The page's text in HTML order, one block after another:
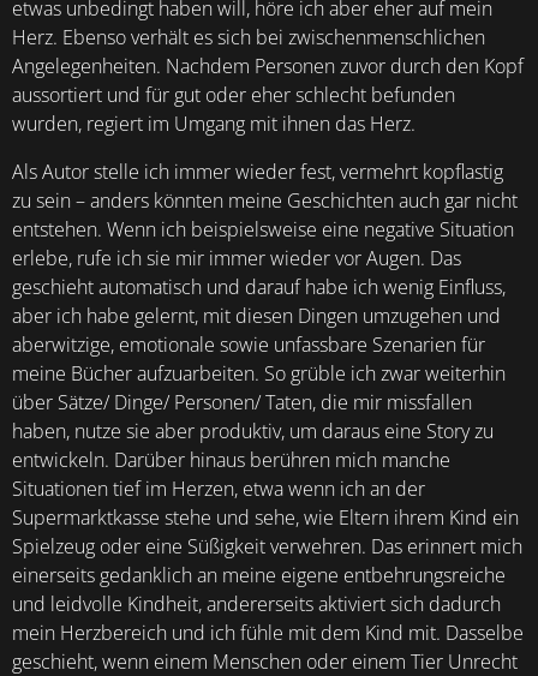
etwas unbedingt haben will, höre ich aber eher auf mein
Herz. Ebenso verhält es sich bei zwischenmenschlichen
Angelegenheiten. Nachdem Personen zuvor durch den Kopf
aussortiert und für gut oder eher schlecht befunden
wurden, regiert im Umgang mit ihnen das Herz.
Als Autor stelle ich immer wieder fest, vermehrt kopflastig
zu sein – anders könnten meine Geschichten auch gar nicht
entstehen. Wenn ich beispielsweise eine negative Situation
erlebe, rufe ich sie mir immer wieder vor Augen. Das
geschieht automatisch und darauf habe ich wenig Einfluss,
aber ich habe gelernt, mit diesen Dingen umzugehen und
aberwitzige, emotionale sowie unfassbare Szenarien für
meine Bücher aufzuarbeiten. So grüble ich zwar weiterhin
über Sätze/ Dinge/ Personen/ Taten, die mir missfallen
haben, nutze sie aber produktiv, um daraus eine Story zu
entwickeln. Darüber hinaus berühren mich manche
Situationen tief im Herzen, etwa wenn ich an der
Supermarktkasse stehe und sehe, wie Eltern ihrem Kind ein
Spielzeug oder eine Süßigkeit verwehren. Das erinnert mich
einerseits gedanklich an meine eigene entbehrungsreiche
und leidvolle Kindheit, andererseits aktiviert sich dadurch
mein Herzbereich und ich fühle mit dem Kind mit. Dasselbe
geschieht, wenn einem Menschen oder einem Tier Unrecht